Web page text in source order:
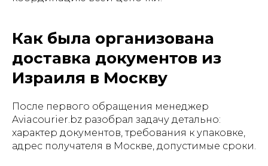
Как была организована
доставка документов из
Израиля в Москву
После первого обращения менеджер
Aviacourier.bz разобрал задачу детально:
характер документов, требования к упаковке,
адрес получателя в Москве, допустимые сроки.